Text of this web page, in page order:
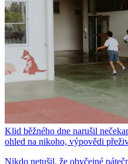
Klid běžného dne narušil
ohled na nikoho, výpovědi
Nikdo netušil, že obyčejné